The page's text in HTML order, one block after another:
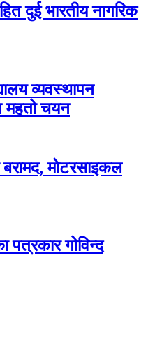
दुई भारतीय नागरिक
व्यवस्थापन
महतो चयन
बरामद, मोटरसाइकल
गोविन्द